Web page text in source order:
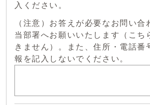
入ください。
（注意）お答えが必要なお問い合
当部署へお願いいたします（こち
きません）。また、住所・電話番
報を記入しないでください。